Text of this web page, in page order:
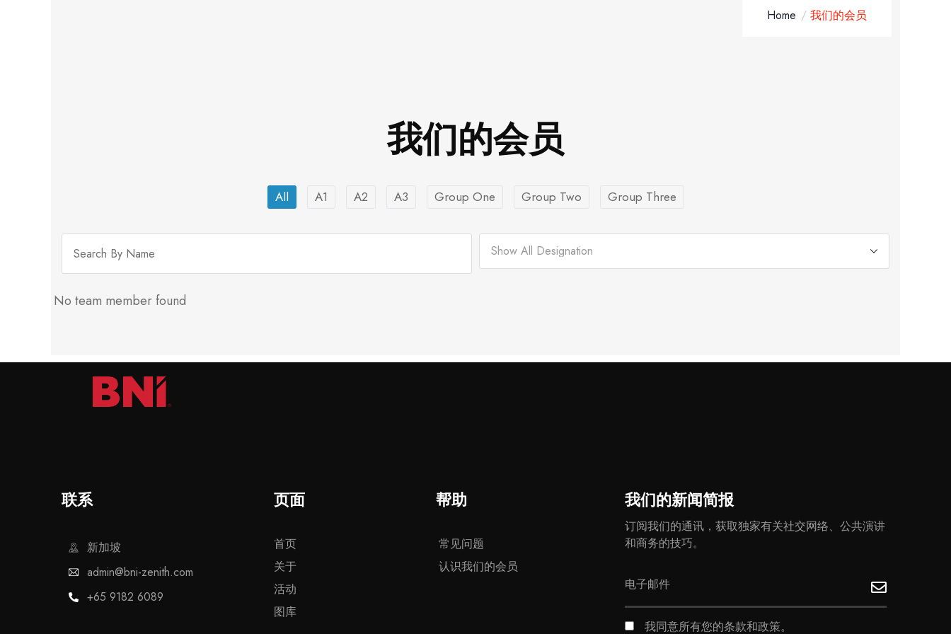
Home 我们的会员
我们的会员
All A1 A2 A3 Group One Group Two Group Three
No team member found
联系
新加坡
admin@bni-zenith.com
+65 9182 6089
页面 帮助
首页
关于
活动
图库
常见问题
认识我们的会员
我们的新闻简报
订阅我们的通讯，获取独家有关社交网络、公共演讲
和商务的技巧。
我同意所有您的条款和政策。